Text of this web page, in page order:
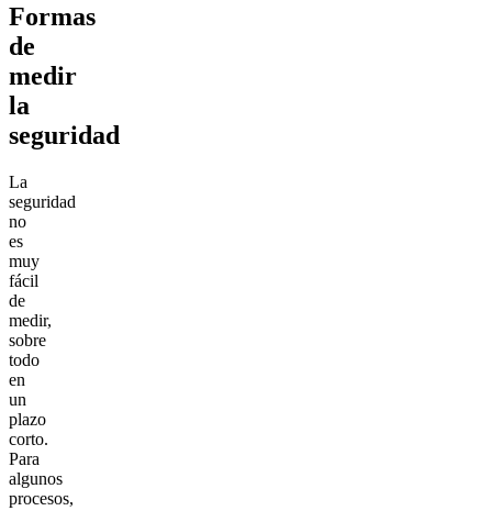
Formas
de
medir
la
seguridad
La
seguridad
no
es
muy
fácil
de
medir,
sobre
todo
en
un
plazo
corto.
Para
algunos
procesos,